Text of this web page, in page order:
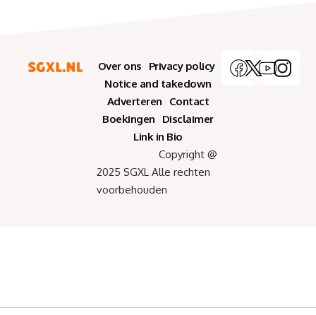
Over ons
Privacy policy
Notice and takedown
Adverteren
Contact
Boekingen
Disclaimer
Link in Bio
Copyright @
2025 SGXL Alle rechten
voorbehouden